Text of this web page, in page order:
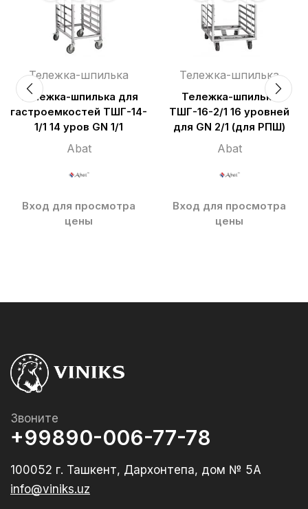
Тележка-шпилька
Тележка-шпилька для
гастроемкостей ТШГ-14-
1/1 14 уров GN 1/1
Abat
Вход для просмотра
цены
Тележка-шпилька
Тележка-шпилька
ТШГ-16-2/1 16 уровней
для GN 2/1 (для РПШ)
Abat
Вход для просмотра
цены
Звоните
+99890-006-77-78
100052 г. Ташкент, Дархонтепа, дом № 5А
info@viniks.uz